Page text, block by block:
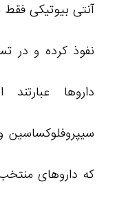
آنتی بیوتیکی
نفوذ کرده و در
داروها عبارتند
سیپروفلوکساسین
که داروهای